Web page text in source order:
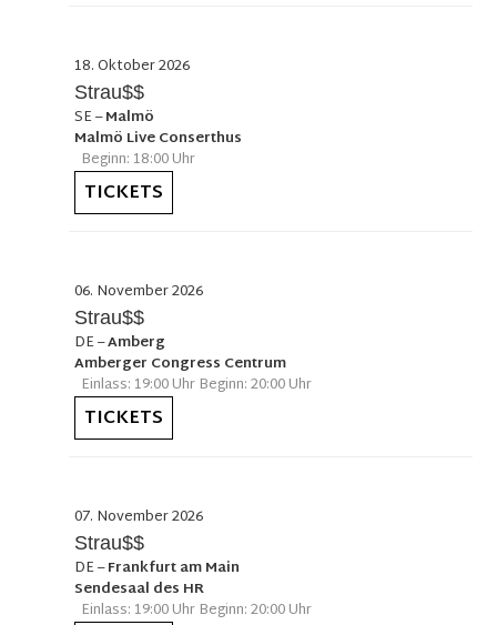
18. Oktober 2026
Strau$$
SE–Malmö
Malmö Live Conserthus
Beginn: 18:00 Uhr
TICKETS
06. November 2026
Strau$$
DE–Amberg
Amberger Congress Centrum
Einlass: 19:00 Uhr Beginn: 20:00 Uhr
TICKETS
07. November 2026
Strau$$
DE–Frankfurt am Main
Sendesaal des HR
Einlass: 19:00 Uhr Beginn: 20:00 Uhr